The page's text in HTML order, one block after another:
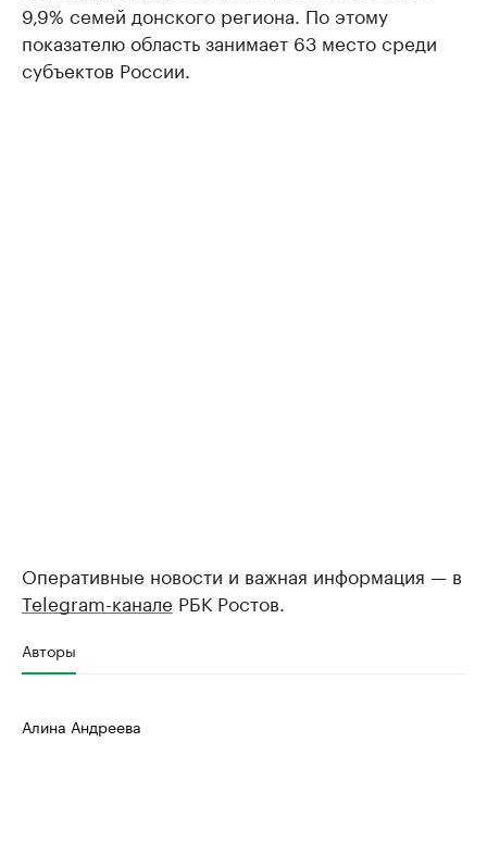
9,9% семей донского региона. По этому
показателю область занимает 63 место среди
субъектов России.
Оперативные новости и важная информация — в
Telegram-канале РБК Ростов.
Авторы
Алина Андреева